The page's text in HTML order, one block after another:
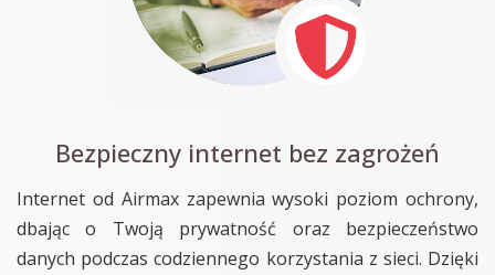
Bezpieczny internet bez zagrożeń
Internet od Airmax zapewnia wysoki poziom ochrony,
dbając o Twoją prywatność oraz bezpieczeństwo
danych podczas codziennego korzystania z sieci. Dzięki